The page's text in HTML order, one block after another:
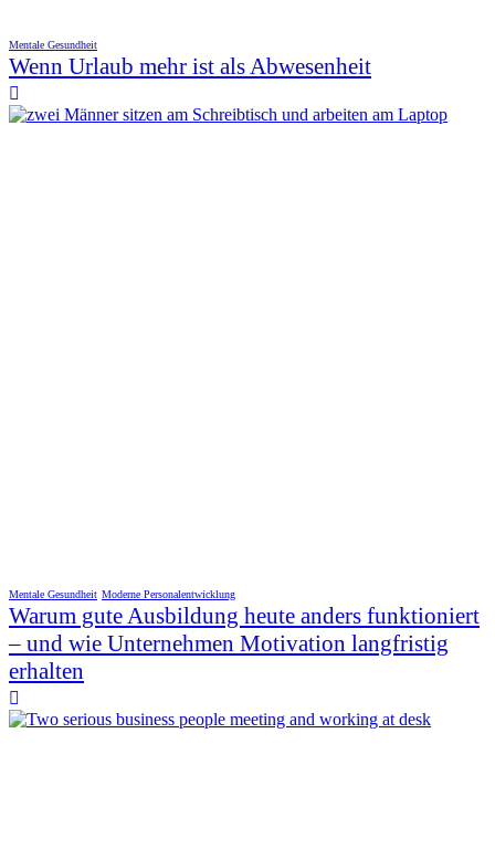
Mentale Gesundheit
Wenn Urlaub mehr ist als Abwesenheit

Mentale Gesundheit Moderne Personalentwicklung
Warum gute Ausbildung heute anders funktioniert
– und wie Unternehmen Motivation langfristig
erhalten
